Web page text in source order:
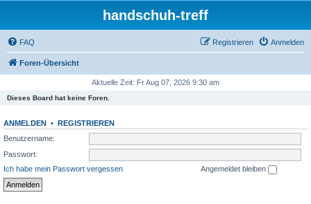
handschuh-treff
FAQ Anmelden
Registrieren
Foren-Übersicht
Aktuelle Zeit: Fr Aug 07, 2026 9:30 am
Dieses Board hat keine Foren.
ANMELDEN • REGISTRIEREN
Benutzername:
Passwort:
Ich habe mein Passwort vergessen
Angemeldet bleiben